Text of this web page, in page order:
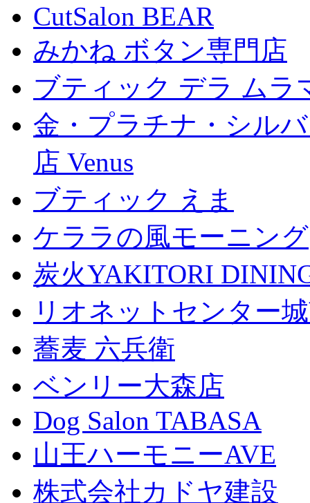
CutSalon BEAR
みかね ボタン専門店
ブティック デラ ムラ
金・プラチナ・シル
店 Venus
ブティック えま
ケララの風モーニング
炭火YAKITORI
リオネットセンター
蕎麦 六兵衛
ベンリー大森店
Dog Salon TABASA
山王ハーモニーAVE
株式会社カドヤ建設